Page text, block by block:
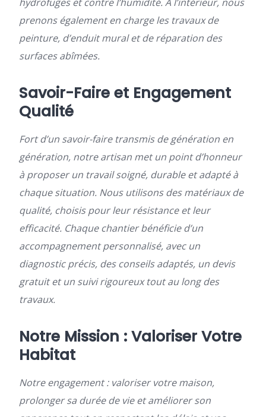
prenons également en charge les travaux de
peinture, d’enduit mural et de réparation des
surfaces abîmées.
Savoir-Faire et Engagement
Qualité
Fort d’un savoir-faire transmis de génération en
génération, notre artisan met un point d’honneur
à proposer un travail soigné, durable et adapté à
chaque situation. Nous utilisons des matériaux de
qualité, choisis pour leur résistance et leur
efficacité. Chaque chantier bénéficie d’un
accompagnement personnalisé, avec un
diagnostic précis, des conseils adaptés, un devis
gratuit et un suivi rigoureux tout au long des
travaux.
Notre Mission : Valoriser Votre
Habitat
Notre engagement : valoriser votre maison,
prolonger sa durée de vie et améliorer son